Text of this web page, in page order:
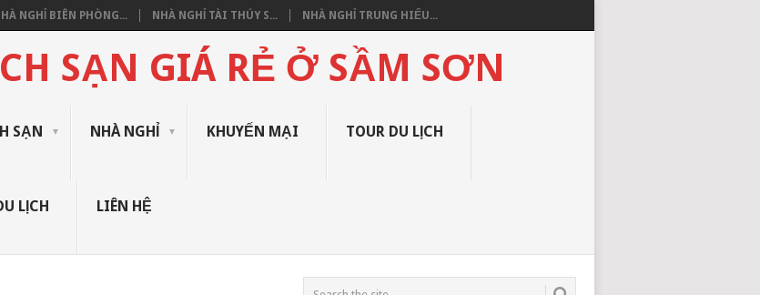
NGHỈ BIÊN PHÒNG... NHÀ NGHỈ TÀI THÚY S... NHÀ NGHỈ TRUNG HIẾU...
SẠN GIÁ RẺ Ở SẦM SƠN
SẠN NHÀ NGHỈ KHUYẾN MẠI TOUR DU LỊCH
LỊCH LIÊN HỆ